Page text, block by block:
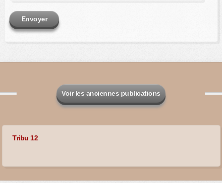
Envoyer
Voir les anciennes publications
Tribu 12